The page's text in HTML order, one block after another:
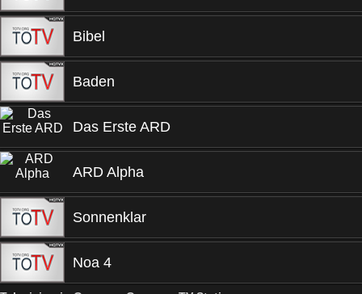
Bibel
Baden
Das Erste ARD
ARD Alpha
Sonnenklar
Noa 4